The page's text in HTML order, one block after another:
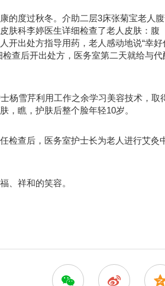
的度过秋冬。介助二层3床张菊宝老人
肤科李婷医生详细检查了老人皮肤：腹
开出处方指导用药，老人感动地说“幸好
查后开出处方，医务室第二天就给与代
杨雪芹利用工作之余学习美容技术，取
，瞧，护肤后整个脸年轻10岁。
检查后，医务室护士长为老人进行艾灸
、祥和的笑容。